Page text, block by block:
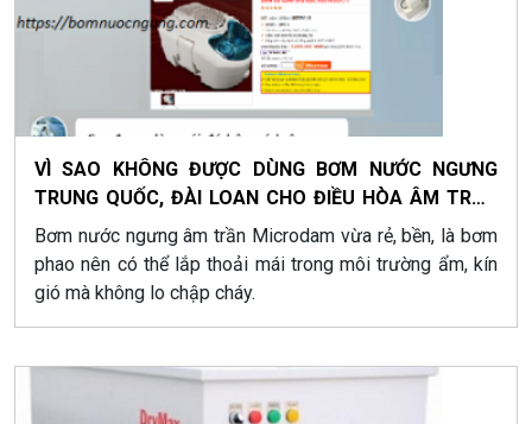
VÌ SAO KHÔNG ĐƯỢC DÙNG BƠM NƯỚC NGƯNG
TRUNG QUỐC, ĐÀI LOAN CHO ĐIỀU HÒA ÂM TRẦN
ÔNG GIÓ?
Bơm nước ngưng âm trần Microdam vừa rẻ, bền, là bơm
phao nên có thể lắp thoải mái trong môi trường ẩm, kín
gió mà không lo chập cháy.